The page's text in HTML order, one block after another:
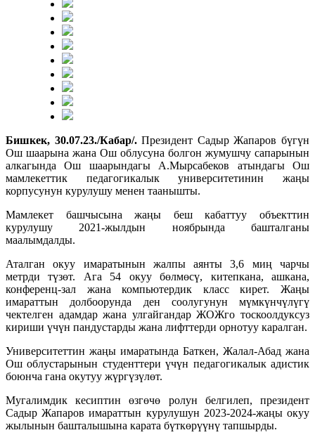
Бишкек, 30.07.23./Кабар/.Президент Садыр Жапаров бүгүн
Ош шаарына жана Ош облусуна болгон жумушчу сапарынын
алкагында Ош шаарындагы А.Мырсабеков атындагы Ош
мамлекеттик педагогикалык университетинин жаңы
корпусунун курулушу менен таанышты.
Мамлекет башчысына жаңы беш кабаттуу объекттин
курулушу 2021-жылдын ноябрында башталганы
маалымдалды.
Аталган окуу имаратынын жалпы аянты 3,6 миң чарчы
метрди түзөт. Ага 54 окуу бөлмөсү, китепкана, ашкана,
конференц-зал жана компьютердик класс кирет. Жаңы
имараттын долбоорунда ден соолугунун мүмкүнчүлүгү
чектелген адамдар жана улгайгандар ЖОЖго тоскоолдуксуз
кириши үчүн пандустарды жана лифттерди орнотуу каралган.
Университеттин жаңы имаратында Баткен, Жалал-Абад жана
Ош облустарынын студенттери үчүн педагогикалык адистик
боюнча гана окутуу жүргүзүлөт.
Мугалимдик кесиптин өзгөчө ролун белгилеп, президент
Садыр Жапаров имараттын курулушун 2023-2024-жаңы окуу
жылынын башталышына карата бүткөрүүнү тапшырды.